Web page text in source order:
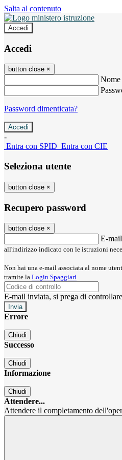
Salta al contenuto
Accedi
Accedi
button close ×
Nome
Password dimenticata?
-
Entra con SPID Entra con CIE
Seleziona utente
button close ×
Recupero password
button close ×
E-mail
all'indirizzo indicato con le istruzioni
Non hai una e-mail associata al nome
tramite la Login Spaggiari
E-mail inviata, si prega di
Errore
Chiudi
Successo
Chiudi
Informazione
Chiudi
Attendere...
Attendere il completamento